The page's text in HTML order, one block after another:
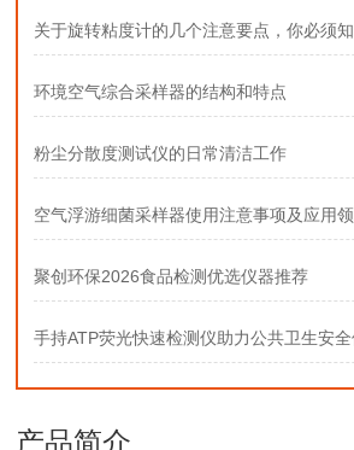
关于旋转粘度计的几个注意要点，你必须
环境空气综合采样器的结构和特点
粉尘分散度测试仪的日常清洁工作
空气浮游细菌采样器使用注意事项及应用
聚创环保2026食品检测优选仪器推荐
手持ATP荧光快速检测仪助力公共卫生安
产品简介